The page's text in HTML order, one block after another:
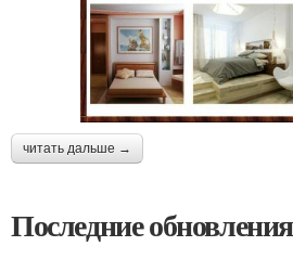
читать дальше →
Последние